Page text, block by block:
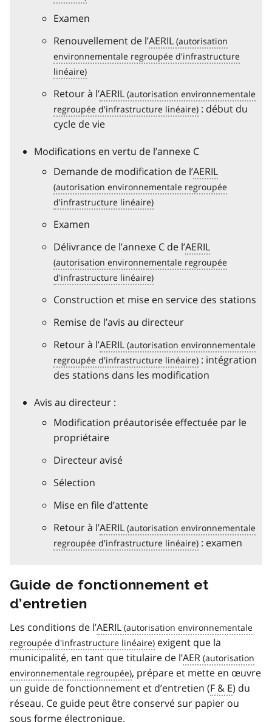
Examen
Renouvellement de l’AERIL
Retour à l’AERIL
: début du
cycle de vie
Modifications en vertu de l’annexe C
Demande de modification de l’AERIL
Examen
Délivrance de l’annexe C de l’AERIL
Construction et mise en service des stations
Remise de l’avis au directeur
Retour à l’AERIL
: intégration
des stations dans les modification
Avis au directeur :
Modification préautorisée effectuée par le
propriétaire
Directeur avisé
Sélection
Mise en file d’attente
Retour à l’AERIL
: examen
Guide de fonctionnement et
d’entretien
Les conditions de l’AERIL
exigent que la
municipalité, en tant que titulaire de l’AER
, prépare et mette en œuvre
un guide de fonctionnement et d’entretien (F & E) du
réseau. Ce guide peut être conservé sur papier ou
sous forme électronique.